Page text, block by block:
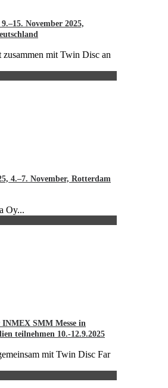
November 2025,
zusammen mit Twin Disc an
4.–7. November, Rotterdam
INMEX SMM Messe in
teilnehmen 10.-12.9.2025
mit Twin Disc Far